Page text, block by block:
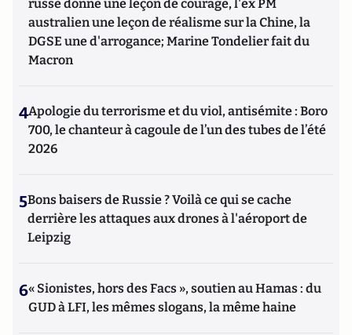
russe donne une leçon de courage, l'ex PM
australien une leçon de réalisme sur la Chine, la
DGSE une d'arrogance; Marine Tondelier fait du
Macron
4Apologie du terrorisme et du viol, antisémite : Boro
700, le chanteur à cagoule de l’un des tubes de l’été
2026
5Bons baisers de Russie ? Voilà ce qui se cache
derrière les attaques aux drones à l'aéroport de
Leipzig
6« Sionistes, hors des Facs », soutien au Hamas : du
GUD à LFI, les mêmes slogans, la même haine